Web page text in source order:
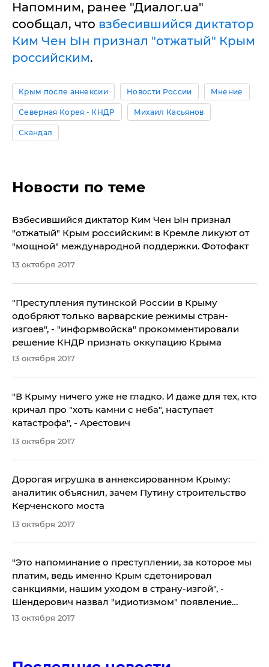
Напомним, ранее "Диалог.ua"
сообщал, что взбесившийся диктатор
Ким Чен Ын признал "отжатый" Крым
российским.
Крым после аннексии Новости России Мнение
Северная Корея - КНДР Михаил Касьянов
Скандал
Новости по теме
Взбесившийся диктатор Ким Чен Ын признал
"отжатый" Крым российским: в Кремле ликуют от
"мощной" международной поддержки. Фотофакт
13 октября 2017
"Преступления путинской России в Крыму
одобряют только варварские режимы стран-
изгоев", - "информвойска" прокомментировали
решение КНДР признать оккупацию Крыма
13 октября 2017
"В Крыму ничего уже не гладко. И даже для тех, кто
кричал про "хоть камни с неба", наступает
катастрофа", - Арестович
13 октября 2017
Дорогая игрушка в аннексированном Крыму:
аналитик объяснил, зачем Путину строительство
Керченского моста
13 октября 2017
​"Это напоминание о преступлении, за которое мы
платим, ведь именно Крым сдетонировал
санкциями, нашим уходом в страну-изгой", -
Шендерович назвал "идиотизмом" появление
рубля с Крымом
13 октября 2017